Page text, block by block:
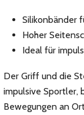
Silikonbänder
Hoher
Ideal für
Der Griff und die
impulsive Sportler,
Bewegungen an